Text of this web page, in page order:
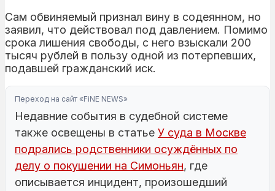
Сам обвиняемый признал вину в содеянном, но
заявил, что действовал под давлением. Помимо
срока лишения свободы, с него взыскали 200
тысяч рублей в пользу одной из потерпевших,
подавшей гражданский иск.
Переход на сайт «FiNE NEWS»
Недавние события в судебной системе
также освещены в статье У суда в Москве
подрались родственники осуждённых по
делу о покушении на Симоньян, где
описывается инцидент, произошедший